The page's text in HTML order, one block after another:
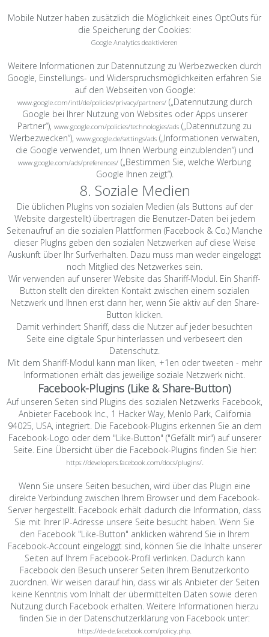
Mobile Nutzer haben zusätzlich die Möglichkeit eines OptOuts für
die Speicherung der Cookies:
Google Analytics deaktivieren
Weitere Informationen zur Datennutzung zu Werbezwecken durch
Google, Einstellungs- und Widerspruchsmöglichkeiten erfahren Sie
auf den Webseiten von Google:
www.google.com/intl/de/policies/privacy/partners/(„Datennutzung durch
Google bei Ihrer Nutzung von Websites oder Apps unserer
Partner“), www.google.com/policies/technologies/ads („Datennutzung zu
Werbezwecken“), www.google.de/settings/ads („Informationen verwalten,
die Google verwendet, um Ihnen Werbung einzublenden“) und
www.google.com/ads/preferences/ („Bestimmen Sie, welche Werbung
Google Ihnen zeigt“).
8. Soziale Medien
Die üblichen PlugIns von sozialen Medien (als Buttons auf der
Website dargestellt) übertragen die Benutzer-Daten bei jedem
Seitenaufruf an die sozialen Plattformen (Facebook & Co.) Manche
dieser PlugIns geben den sozialen Netzwerken auf diese Weise
Auskunft über Ihr Surfverhalten. Dazu muss man weder eingeloggt
noch Mitglied des Netzwerkes sein.
Wir verwenden auf unserer Website das Shariff-Modul. Ein Shariff-
Button stellt den direkten Kontakt zwischen einem sozialen
Netzwerk und Ihnen erst dann her, wenn Sie aktiv auf den Share-
Button klicken.
Damit verhindert Shariff, dass die Nutzer auf jeder besuchten
Seite eine digitale Spur hinterlassen und verbeseert den
Datenschutz.
Mit dem Shariff-Modul kann man liken, +1en oder tweeten - mehr
Informationen erhält das jeweilige soziale Netzwerk nicht.
Facebook-Plugins (Like & Share-Button)
Auf unseren Seiten sind Plugins des sozialen Netzwerks Facebook,
Anbieter Facebook Inc., 1 Hacker Way, Menlo Park, California
94025, USA, integriert. Die Facebook-Plugins erkennen Sie an dem
Facebook-Logo oder dem "Like-Button" ("Gefällt mir") auf unserer
Seite. Eine Übersicht über die Facebook-Plugins finden Sie hier:
https://developers.facebook.com/docs/plugins/.
Wenn Sie unsere Seiten besuchen, wird über das Plugin eine
direkte Verbindung zwischen Ihrem Browser und dem Facebook-
Server hergestellt. Facebook erhält dadurch die Information, dass
Sie mit Ihrer IP-Adresse unsere Seite besucht haben. Wenn Sie
den Facebook "Like-Button" anklicken während Sie in Ihrem
Facebook-Account eingeloggt sind, können Sie die Inhalte unserer
Seiten auf Ihrem Facebook-Profil verlinken. Dadurch kann
Facebook den Besuch unserer Seiten Ihrem Benutzerkonto
zuordnen. Wir weisen darauf hin, dass wir als Anbieter der Seiten
keine Kenntnis vom Inhalt der übermittelten Daten sowie deren
Nutzung durch Facebook erhalten. Weitere Informationen hierzu
finden Sie in der Datenschutzerklärung von Facebook unter:
https://de-de.facebook.com/policy.php.